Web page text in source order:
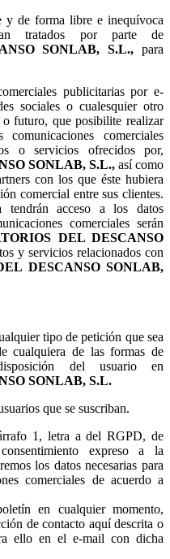
y de forma libre e inequívoca
tratados por parte de
SONLAB, S.L., para
publicitarias por e-
sociales o cualesquier otro
futuro, que posibilite realizar
comunicaciones comerciales
o servicios ofrecidos por,
SONLAB, S.L., así como
con los que éste hubiera
comercial entre sus clientes.
tendrán acceso a los datos
comerciales serán
DEL DESCANSO
y servicios relacionados con
DESCANSO SONLAB,
tipo de petición que sea
cualquiera de las formas de
del usuario en
SONLAB, S.L.
que se suscriban.
1, letra a del RGPD, de
expreso a la
los datos necesarias para
comerciales de acuerdo a
en cualquier momento,
de contacto aquí descrita o
ello en el e-mail con dicha